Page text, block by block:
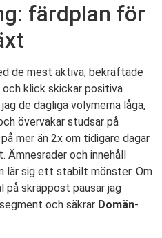
färdplan för
de mest aktiva, bekräftade
klick skickar positiva
de dagliga volymerna låga,
övervakar studsar på
mer än 2x om tidigare dagar
och innehåll
lär sig ett stabilt mönster. Om
på skräppost pausar jag
och säkrar Domän-